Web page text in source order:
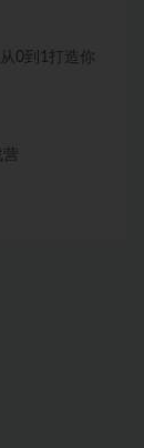
0到1打造你